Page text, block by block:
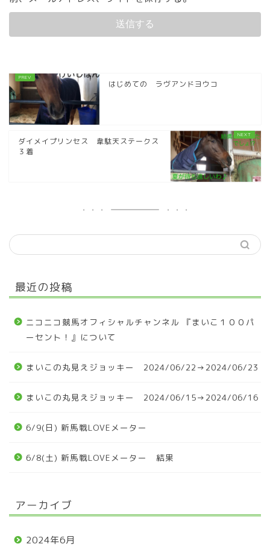
はじめての ラヴアンドヨウコ
ダイメイプリンセス 韋駄天ステークス
３着
最近の投稿
ニコニコ競馬オフィシャルチャンネル 『まいこ１００パ
ーセント！』について
まいこの丸見えジョッキー 2024/06/22→2024/06/23
まいこの丸見えジョッキー 2024/06/15→2024/06/16
6/9(日) 新馬戦LOVEメーター
6/8(土) 新馬戦LOVEメーター 結果
アーカイブ
2024年6月